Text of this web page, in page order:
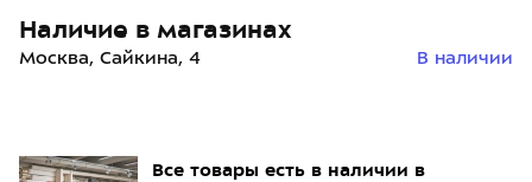
Все товары есть в наличии в
Наличие в магазинах
Москва, Сайкина, 4 В наличии